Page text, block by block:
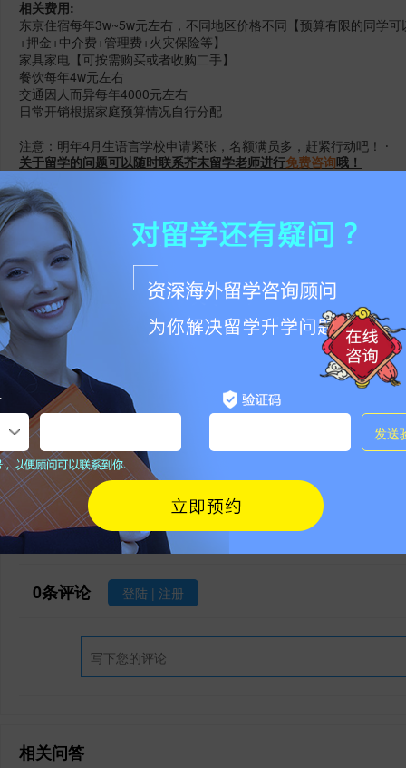
相关费用:
东京住宿每年3w~5w元左右，不同地区价格不同【预算有限的同学
+押金+中介费+管理费+火灾保险等】
家具家电【可按需购买或者收购二手】
餐饮每年4w元左右
交通因人而异每年4000元左右
日常开销根据家庭预算情况自行分配
注意：明年4月生语言学校申请紧张，名额满员多，赶紧行动吧！ ·
关于留学的问题可以随时联系芥末留学老师进行免费咨询 哦！
非特殊说明，本文版权原作者，转载请注明出处
本文地址：
https://www.jiemo.net/news/show-2778874.html
请勿相信除官方外其他任何联系方式，谨防被骗！
0条评论 登陆 | 注册
相关问答